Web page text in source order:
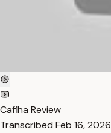
Cafiha Review
Transcribed Feb 16, 2026